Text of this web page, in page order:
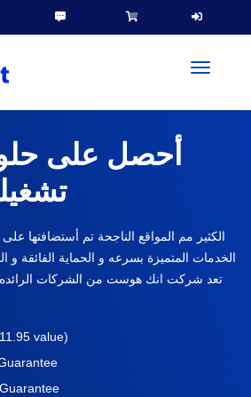
أحصل على
الكثير مم المواقع الناجحة تم أستضافتها
الخدمات المتميزة بسرعه و الحماية الفائقة و
تعد شركت انك هوست من الشركات
value)